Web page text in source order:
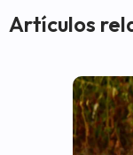
Artículos